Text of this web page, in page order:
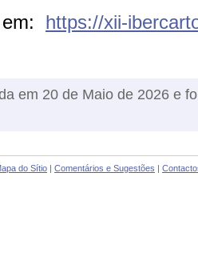
https://xii-
em 20 de Maio de 2026 e
do Sítio | Comentários e Sugestões |